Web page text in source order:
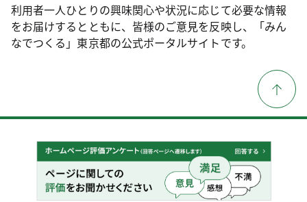
利用者一人ひとりの興味関心や状況に応じて必要な情報
をお届けするとともに、皆様のご意見を反映し、「みん
なでつくる」東京都の公式ポータルサイトです。